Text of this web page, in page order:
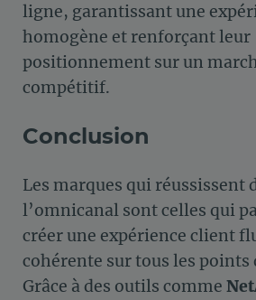
ligne, garantissant une
homogène et renforçant leur
positionnement sur un
compétitif.
Conclusion
Les marques qui réussissent
l’omnicanal sont celles qui
créer une expérience client
cohérente sur tous les points
Grâce à des outils comme